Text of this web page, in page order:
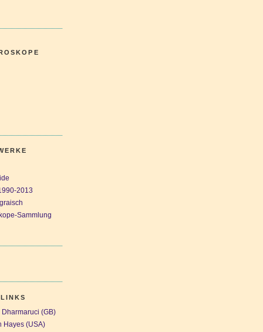
2013
Sammlung
Dharmaruci (GB)
Hayes (USA)